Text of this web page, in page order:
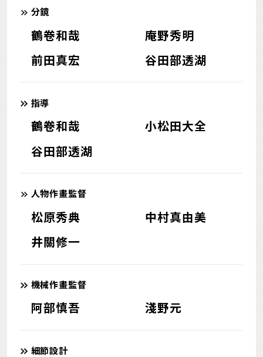
分鏡
鶴卷和哉
庵野秀明
前田真宏
谷田部透湖
指導
鶴卷和哉
小松田大全
谷田部透湖
人物作畫監督
松原秀典
中村真由美
井關修一
機械作畫監督
阿部慎吾 淺野元
細節設計